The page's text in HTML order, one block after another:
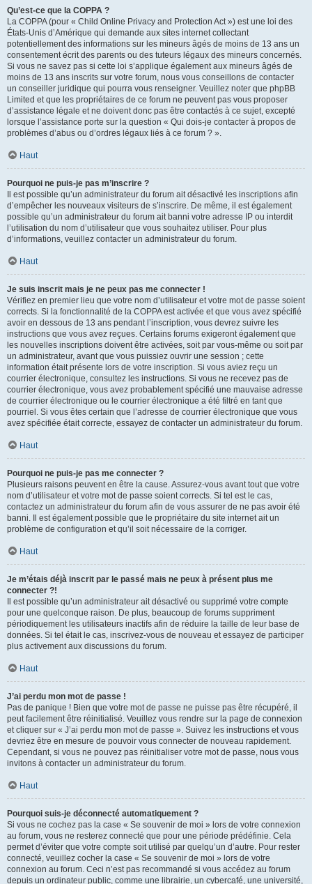
Qu’est-ce que la COPPA ?
La COPPA (pour « Child Online Privacy and Protection Act ») est une loi des
États-Unis d’Amérique qui demande aux sites internet collectant
potentiellement des informations sur les mineurs âgés de moins de 13 ans un
consentement écrit des parents ou des tuteurs légaux des mineurs concernés.
Si vous ne savez pas si cette loi s’applique également aux mineurs âgés de
moins de 13 ans inscrits sur votre forum, nous vous conseillons de contacter
un conseiller juridique qui pourra vous renseigner. Veuillez noter que phpBB
Limited et que les propriétaires de ce forum ne peuvent pas vous proposer
d’assistance légale et ne doivent donc pas être contactés à ce sujet, excepté
lorsque l’assistance porte sur la question « Qui dois-je contacter à propos de
problèmes d’abus ou d’ordres légaux liés à ce forum ? ».
Haut
Pourquoi ne puis-je pas m’inscrire ?
Il est possible qu’un administrateur du forum ait désactivé les inscriptions afin
d’empêcher les nouveaux visiteurs de s’inscrire. De même, il est également
possible qu’un administrateur du forum ait banni votre adresse IP ou interdit
l’utilisation du nom d’utilisateur que vous souhaitez utiliser. Pour plus
d’informations, veuillez contacter un administrateur du forum.
Haut
Je suis inscrit mais je ne peux pas me connecter !
Vérifiez en premier lieu que votre nom d’utilisateur et votre mot de passe soient
corrects. Si la fonctionnalité de la COPPA est activée et que vous avez spécifié
avoir en dessous de 13 ans pendant l’inscription, vous devrez suivre les
instructions que vous avez reçues. Certains forums exigeront également que
les nouvelles inscriptions doivent être activées, soit par vous-même ou soit par
un administrateur, avant que vous puissiez ouvrir une session ; cette
information était présente lors de votre inscription. Si vous aviez reçu un
courrier électronique, consultez les instructions. Si vous ne recevez pas de
courrier électronique, vous avez probablement spécifié une mauvaise adresse
de courrier électronique ou le courrier électronique a été filtré en tant que
pourriel. Si vous êtes certain que l’adresse de courrier électronique que vous
avez spécifiée était correcte, essayez de contacter un administrateur du forum.
Haut
Pourquoi ne puis-je pas me connecter ?
Plusieurs raisons peuvent en être la cause. Assurez-vous avant tout que votre
nom d’utilisateur et votre mot de passe soient corrects. Si tel est le cas,
contactez un administrateur du forum afin de vous assurer de ne pas avoir été
banni. Il est également possible que le propriétaire du site internet ait un
problème de configuration et qu’il soit nécessaire de la corriger.
Haut
Je m’étais déjà inscrit par le passé mais ne peux à présent plus me
connecter ?!
Il est possible qu’un administrateur ait désactivé ou supprimé votre compte
pour une quelconque raison. De plus, beaucoup de forums suppriment
périodiquement les utilisateurs inactifs afin de réduire la taille de leur base de
données. Si tel était le cas, inscrivez-vous de nouveau et essayez de participer
plus activement aux discussions du forum.
Haut
J’ai perdu mon mot de passe !
Pas de panique ! Bien que votre mot de passe ne puisse pas être récupéré, il
peut facilement être réinitialisé. Veuillez vous rendre sur la page de connexion
et cliquer sur « J’ai perdu mon mot de passe ». Suivez les instructions et vous
devriez être en mesure de pouvoir vous connecter de nouveau rapidement.
Cependant, si vous ne pouvez pas réinitialiser votre mot de passe, nous vous
invitons à contacter un administrateur du forum.
Haut
Pourquoi suis-je déconnecté automatiquement ?
Si vous ne cochez pas la case « Se souvenir de moi » lors de votre connexion
au forum, vous ne resterez connecté que pour une période prédéfinie. Cela
permet d’éviter que votre compte soit utilisé par quelqu’un d’autre. Pour rester
connecté, veuillez cocher la case « Se souvenir de moi » lors de votre
connexion au forum. Ceci n’est pas recommandé si vous accédez au forum
depuis un ordinateur public, comme une librairie, un cybercafé, une université,